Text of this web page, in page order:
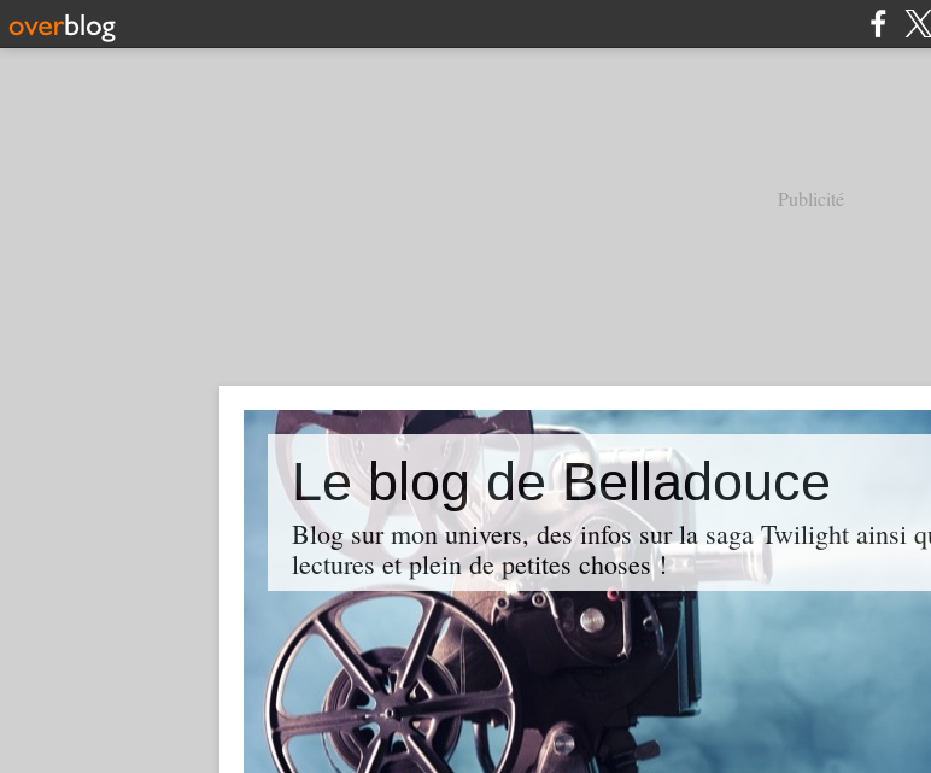
Publicité
Le blog de Belladouce
Blog sur mon univers, des infos sur la saga Twilight ainsi
lectures et plein de petites choses !